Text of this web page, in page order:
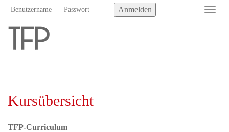
Anmelden
Kursübersicht
TFP-Curriculum